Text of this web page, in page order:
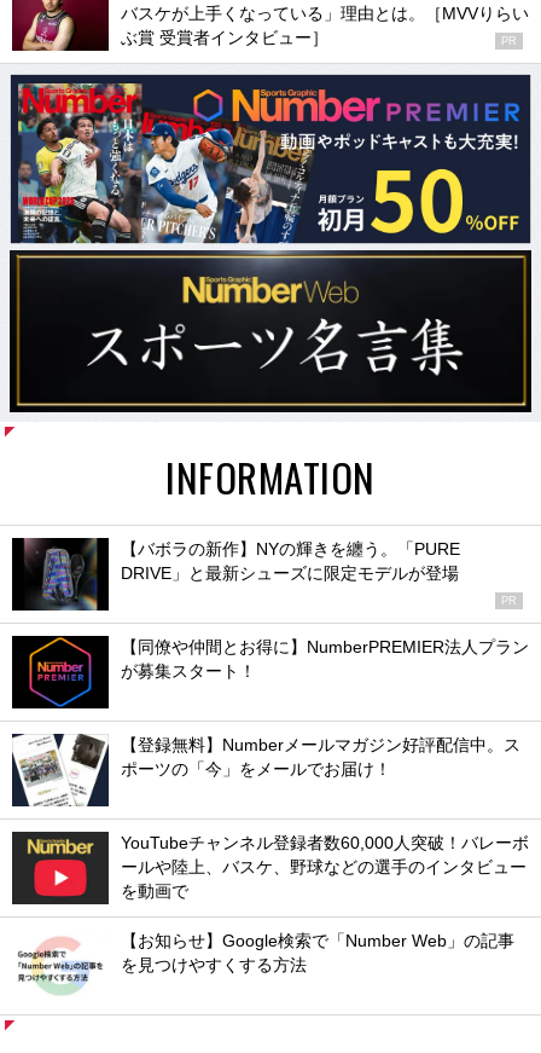
バスケが上手くなっている」理由とは。［MVVりらい
ぶ賞 受賞者インタビュー］
PR
INFORMATION
【バボラの新作】NYの輝きを纏う。「PURE
DRIVE」と最新シューズに限定モデルが登場
PR
【同僚や仲間とお得に】NumberPREMIER法人プラン
が募集スタート！
【登録無料】Numberメールマガジン好評配信中。ス
ポーツの「今」をメールでお届け！
YouTubeチャンネル登録者数60,000人突破！バレーボ
ールや陸上、バスケ、野球などの選手のインタビュー
を動画で
【お知らせ】Google検索で「Number Web」の記事
を見つけやすくする方法